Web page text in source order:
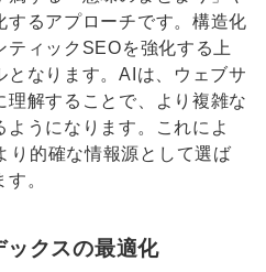
するアプローチです。構造化
ティックSEOを強化する上
となります。AIは、ウェブサ
理解することで、より複雑な
ようになります。これによ
り的確な情報源として選ば
。
クスの最適化